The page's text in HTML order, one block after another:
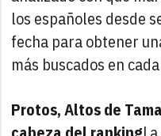
los españoles desde
fecha para obtener
más buscados en
Protos, Altos de